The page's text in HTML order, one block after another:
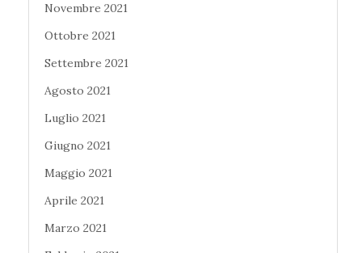
Novembre 2021
Ottobre 2021
Settembre 2021
Agosto 2021
Luglio 2021
Giugno 2021
Maggio 2021
Aprile 2021
Marzo 2021